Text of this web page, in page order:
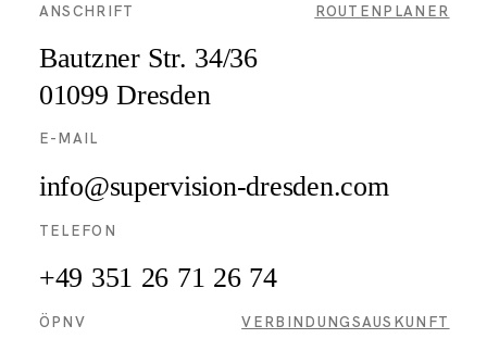
ÖPNV
ANSCHRIFT
VERBINDUNGSAUSKUNFT
ROUTENPLANER
Bautzner Str. 34/36
01099 Dresden
E-MAIL
moc.n
edser
d-noi
sivre
pus@o
fni
TELEFON
+49 351 26 71 26 74